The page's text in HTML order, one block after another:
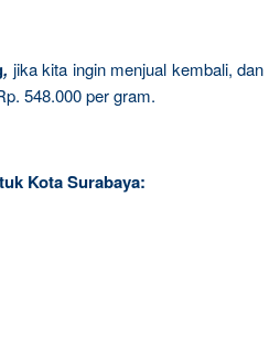
, jika kita ingin menjual kembali, dan
548.000 per gram.
Kota Surabaya: